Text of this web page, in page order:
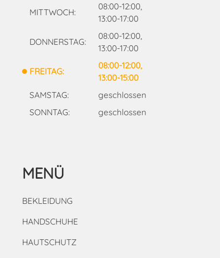
MITTWOCH:
08:00-12:00,
13:00-17:00
DONNERSTAG:
08:00-12:00,
13:00-17:00
FREITAG:
08:00-12:00,
13:00-15:00
SAMSTAG:
geschlossen
SONNTAG:
geschlossen
MENÜ
BEKLEIDUNG
HANDSCHUHE
HAUTSCHUTZ